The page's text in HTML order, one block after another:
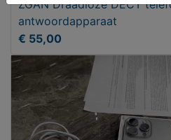
ZGAN Draadloze DECT
antwoordapparaat
€ 55,00